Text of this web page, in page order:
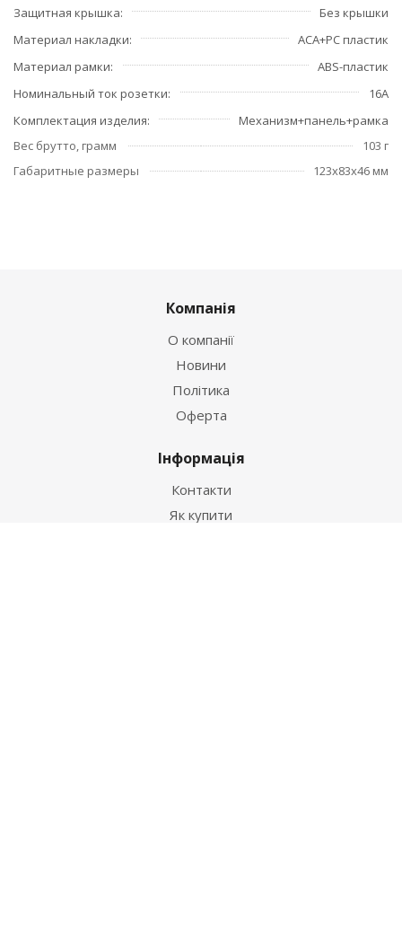
Защитная крышка
Без крышки
Материал накладки
ACA+PC пластик
Материал рамки
ABS-пластик
Номинальный ток розетки
16А
Комплектация изделия
Механизм+панель+рамка
Вес брутто, грамм
103 г
Габаритные размеры
123x83x46 мм
Компанія
О компанії
Новини
Політика
Оферта
Інформація
Контакти
Як купити